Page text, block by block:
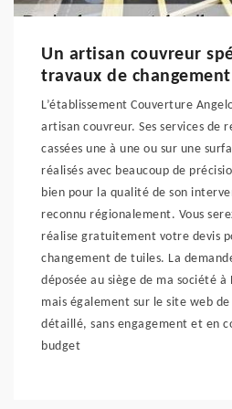
Un artisan couvreur
travaux de
L’établissement Couverture
artisan couvreur. Ses services de
cassées une à une ou sur une
réalisés avec beaucoup de
bien pour la qualité de son
reconnu régionalement. Vous
réalise gratuitement votre devis
changement de tuiles. La
déposée au siège de ma société à
mais également sur le site web
détaillé, sans engagement et en
budget